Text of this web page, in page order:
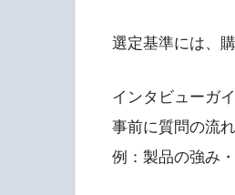
選定基準には、
インタビューガ
事前に質問の流
例：製品の強み